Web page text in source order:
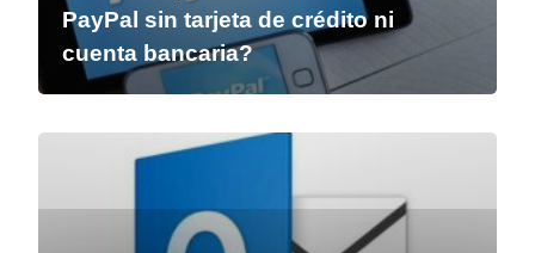
PayPal sin tarjeta de crédito ni
cuenta bancaria?